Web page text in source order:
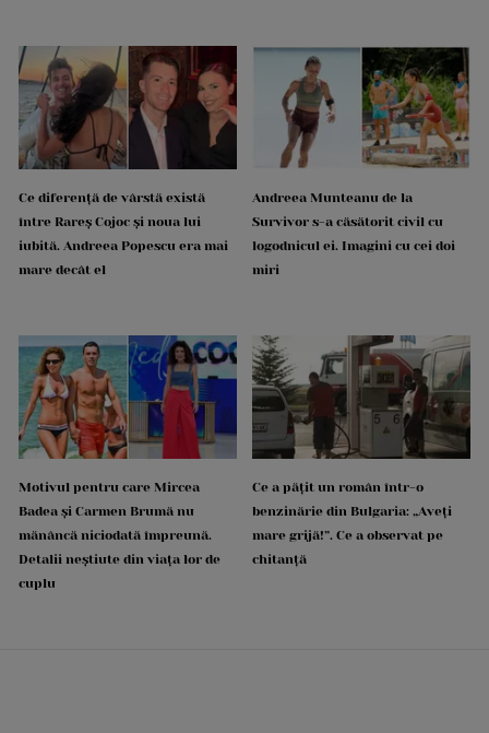
Ce diferență de vârstă există
între Rareș Cojoc și noua lui
iubită. Andreea Popescu era mai
mare decât el
Andreea Munteanu de la
Survivor s-a căsătorit civil cu
logodnicul ei. Imagini cu cei doi
miri
Motivul pentru care Mircea
Badea și Carmen Brumă nu
mănâncă niciodată împreună.
Detalii neștiute din viața lor de
cuplu
Ce a pățit un român într-o
benzinărie din Bulgaria: „Aveți
mare grijă!”. Ce a observat pe
chitanță